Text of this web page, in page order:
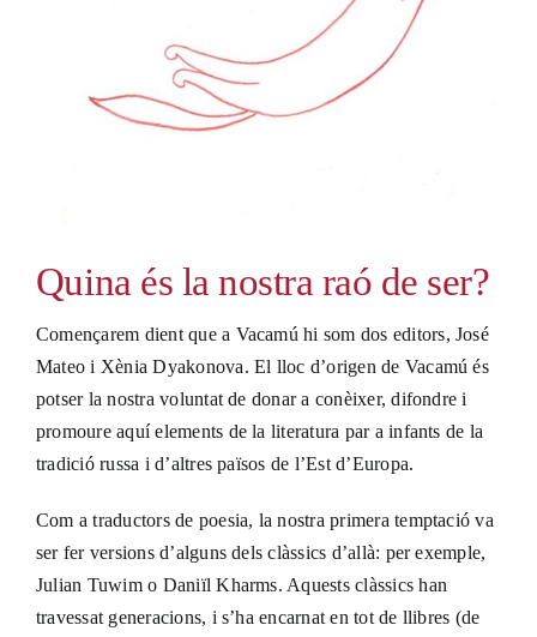
Quina és la nostra raó de ser?
Començarem dient que a Vacamú hi som dos editors, José
Mateo i Xènia Dyakonova. El lloc d’origen de Vacamú és
potser la nostra voluntat de donar a conèixer, difondre i
promoure aquí elements de la literatura par a infants de la
tradició russa i d’altres països de l’Est d’Europa.
Com a traductors de poesia, la nostra primera temptació va
ser fer versions d’alguns dels clàssics d’allà: per exemple,
Julian Tuwim o Daniïl Kharms. Aquests clàssics han
travessat generacions, i s’ha encarnat en tot de llibres (de